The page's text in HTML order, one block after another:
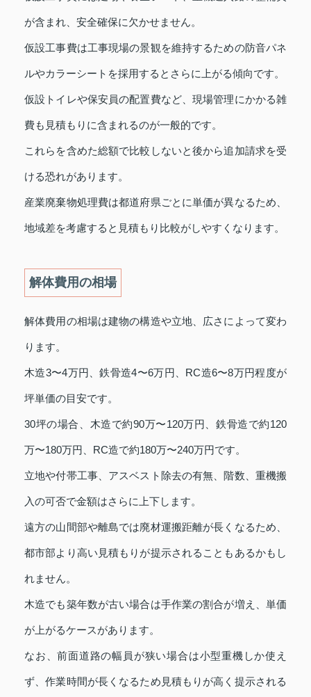
が含まれ、安全確保に欠かせません。
仮設工事費は工事現場の景観を維持するための防音パネ
ルやカラーシートを採用するとさらに上がる傾向です。
仮設トイレや保安員の配置費など、現場管理にかかる雑
費も見積もりに含まれるのが一般的です。
これらを含めた総額で比較しないと後から追加請求を受
ける恐れがあります。
産業廃棄物処理費は都道府県ごとに単価が異なるため、
地域差を考慮すると見積もり比較がしやすくなります。
解体費用の相場
解体費用の相場は建物の構造や立地、広さによって変わ
ります。
木造3〜4万円、鉄骨造4〜6万円、RC造6〜8万円程度が
坪単価の目安です。
30坪の場合、木造で約90万〜120万円、鉄骨造で約120
万〜180万円、RC造で約180万〜240万円です。
立地や付帯工事、アスベスト除去の有無、階数、重機搬
入の可否で金額はさらに上下します。
遠方の山間部や離島では廃材運搬距離が長くなるため、
都市部より高い見積もりが提示されることもあるかもし
れません。
木造でも築年数が古い場合は手作業の割合が増え、単価
が上がるケースがあります。
なお、前面道路の幅員が狭い場合は小型重機しか使え
ず、作業時間が長くなるため見積もりが高く提示される